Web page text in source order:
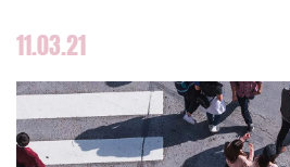
11.03.21